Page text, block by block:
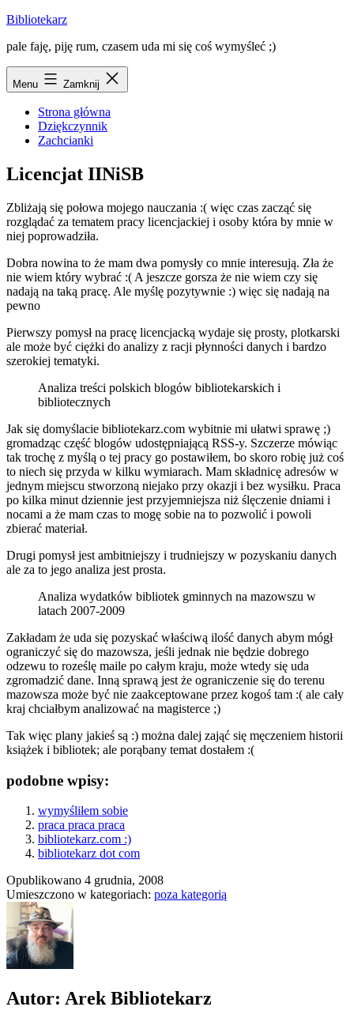
Przejdź
treści
Bibliotekarz
pale faję, piję rum, czasem uda mi się coś wymyśleć ;)
Menu Zamknij
Strona główna
Dziękczynnik
Zachcianki
Licencjat IINiSB
Zbliżają się połowa mojego nauczania :( więc czas zacząć się
rozglądać za tematem pracy licencjackiej i osoby która by mnie w
niej poprowadziła.
Dobra nowina to że mam dwa pomysły co mnie interesują. Zła że
nie wiem który wybrać :( A jeszcze gorsza że nie wiem czy się
nadają na taką pracę. Ale myślę pozytywnie :) więc się nadają na
pewno
Pierwszy pomysł na pracę licencjacką wydaje się prosty, plotkarski
ale może być ciężki do analizy z racji płynności danych i bardzo
szerokiej tematyki.
Analiza treści polskich blogów bibliotekarskich i
bibliotecznych
Jak się domyślacie bibliotekarz.com wybitnie mi ułatwi sprawę ;)
gromadząc część blogów udostępniającą RSS-y. Szczerze mówiąc
tak trochę z myślą o tej pracy go postawiłem, bo skoro robię już coś
to niech się przyda w kilku wymiarach. Mam składnicę adresów w
jednym miejscu stworzoną niejako przy okazji i bez wysiłku. Praca
po kilka minut dziennie jest przyjemniejsza niż ślęczenie dniami i
nocami a że mam czas to mogę sobie na to pozwolić i powoli
zbierać materiał.
Drugi pomysł jest ambitniejszy i trudniejszy w pozyskaniu danych
ale za to jego analiza jest prosta.
Analiza wydatków bibliotek gminnych na mazowszu w
latach 2007-2009
Zakładam że uda się pozyskać właściwą ilość danych abym mógł
ograniczyć się do mazowsza, jeśli jednak nie będzie dobrego
odzewu to roześlę maile po całym kraju, może wtedy się uda
zgromadzić dane. Inną sprawą jest że ograniczenie się do terenu
mazowsza może być nie zaakceptowane przez kogoś tam :( ale cały
kraj chciałbym analizować na magisterce ;)
Tak więc plany jakieś są :) można dalej zająć się męczeniem historii
książek i bibliotek; ale porąbany temat dostałem :(
podobne wpisy:
wymyśliłem sobie
praca praca praca
bibliotekarz.com :)
bibliotekarz dot com
Opublikowano 4 grudnia, 2008
Umieszczono w kategoriach: poza kategorią
Autor: Arek Bibliotekarz